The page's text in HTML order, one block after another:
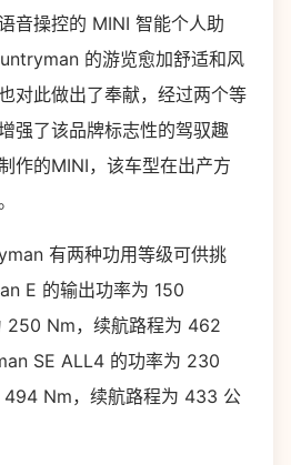
音操控的 MINI 智能个人助
的游览愈加舒适和风
对此做出了奉献，经过两个等
强了该品牌标志性的驾驭趣
作的MINI，该车型在出产方
有两种功用等级可供挑
E 的输出功率为 150
Nm，续航路程为 462
SE ALL4 的功率为 230
Nm，续航路程为 433 公